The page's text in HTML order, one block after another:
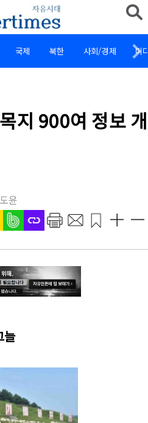
국제 북한 사회/경제 미
지 900여 정보 개
윤
늘